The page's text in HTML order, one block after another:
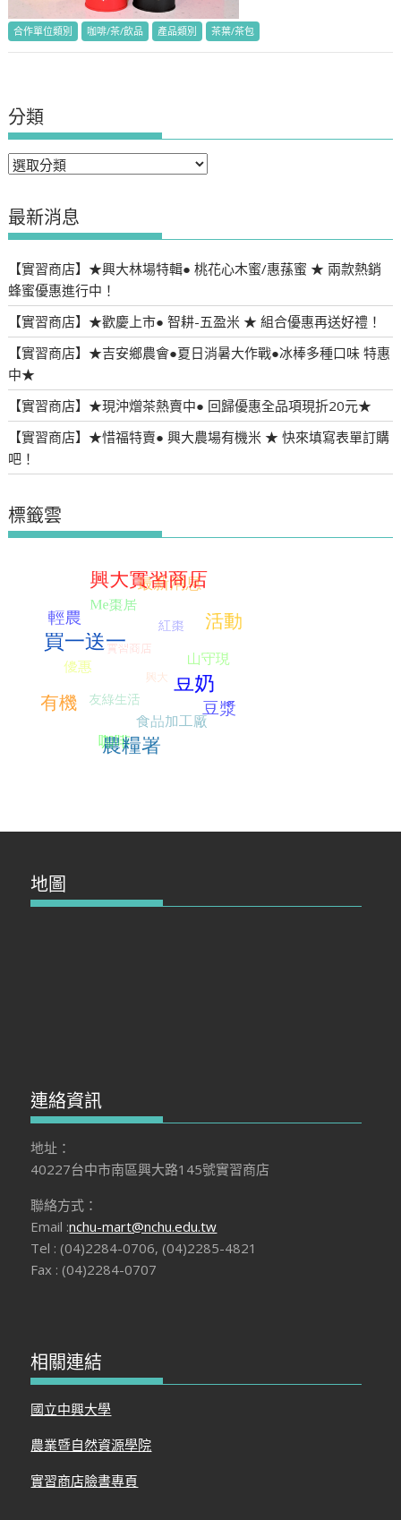
合作單位類別 咖啡/茶/飲品 產品類別 茶葉/茶包
分類
分
最新消息
【實習商店】★興大林場特輯● 桃花心木蜜/惠蓀蜜 ★ 兩款熱銷
蜂蜜優惠進行中！
【實習商店】★歡慶上市● 智耕-五盈米 ★ 組合優惠再送好禮！
【實習商店】★吉安鄉農會●夏日消暑大作戰●冰棒多種口味 特惠
中★
【實習商店】★現沖熷茶熱賣中● 回歸優惠全品項現折20元★
【實習商店】★惜福特賣● 興大農場有機米 ★ 快來填寫表單訂購
吧！
標籤雲
地圖
連絡資訊
地址：
40227台中市南區興大路145號實習商店
聯絡方式：
Email :nchu-mart@nchu.edu.tw
Tel : (04)2284-0706, (04)2285-4821
Fax : (04)2284-0707
相關連結
國立中興大學
農業暨自然資源學院
實習商店臉書專頁